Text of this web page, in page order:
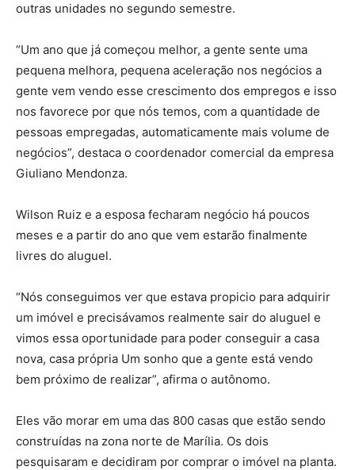
outras unidades no segundo semestre.
“Um ano que já começou melhor, a gente sente uma
pequena melhora, pequena aceleração nos negócios a
gente vem vendo esse crescimento dos empregos e isso
nos favorece por que nós temos, com a quantidade de
pessoas empregadas, automaticamente mais volume de
negócios”, destaca o coordenador comercial da empresa
Giuliano Mendonza.
Wilson Ruiz e a esposa fecharam negócio há poucos
meses e a partir do ano que vem estarão finalmente
livres do aluguel.
“Nós conseguimos ver que estava propicio para adquirir
um imóvel e precisávamos realmente sair do aluguel e
vimos essa oportunidade para poder conseguir a casa
nova, casa própria Um sonho que a gente está vendo
bem próximo de realizar”, afirma o autônomo.
Eles vão morar em uma das 800 casas que estão sendo
construídas na zona norte de Marília. Os dois
pesquisaram e decidiram por comprar o imóvel na planta.